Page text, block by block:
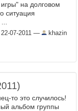
на долговом
ситуация
22-07-2011 — khazin
то это случилось!
альбом группы